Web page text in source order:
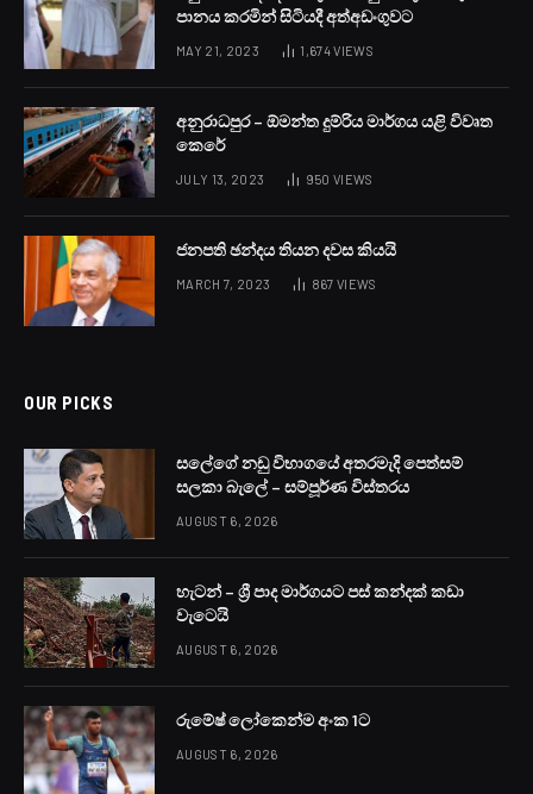
පානය කරමින් සිටියදී අත්අඩංගුවට
MAY 21, 2023 1,674VIEWS
අනුරාධපුර – ඕමන්ත දුම්රිය මාර්ගය යළි විවෘත
කෙරේ
JULY 13, 2023 950 VIEWS
ජනපති ඡන්දය තියන දවස කියයි
MARCH 7, 2023 867 VIEWS
OUR PICKS
සලේගේ නඩු විභාගයේ අතරමැදි පෙත්සම්
සලකා බැලේ – සම්පූර්ණ විස්තරය
AUGUST 6, 2026
හැටන් – ශ්‍රී පාද මාර්ගයට පස් කන්දක් කඩා
වැටෙයි
AUGUST 6, 2026
රුමේෂ් ලෝකෙන්ම අංක 1ට
AUGUST 6, 2026